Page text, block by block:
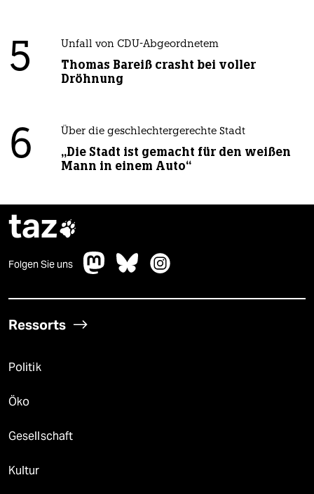
5 Unfall von CDU-Abgeordnetem
Thomas Bareiß crasht bei voller
Dröhnung
6 Über die geschlechtergerechte Stadt
„Die Stadt ist gemacht für den weißen
Mann in einem Auto“
taz
Folgen Sie uns
Ressorts
Politik
Öko
Gesellschaft
Kultur